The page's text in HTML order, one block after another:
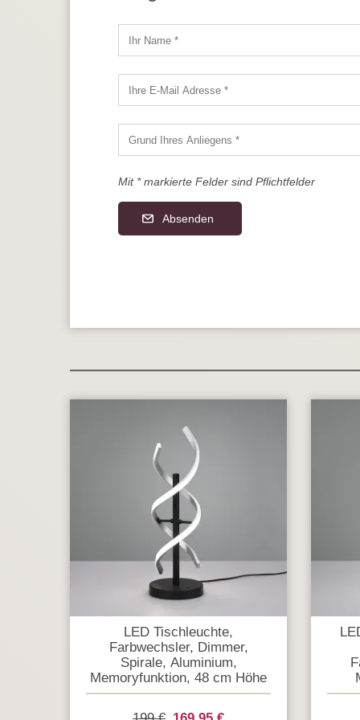
Mit * markierte Felder sind Pflichtfelder
Absenden
LED Tischleuchte,
Farbwechsler, Dimmer,
Spirale, Aluminium,
Memoryfunktion, 48 cm Höhe